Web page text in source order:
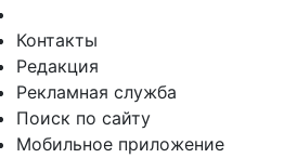
Контакты
Редакция
Рекламная служба
Поиск по сайту
Мобильное приложение